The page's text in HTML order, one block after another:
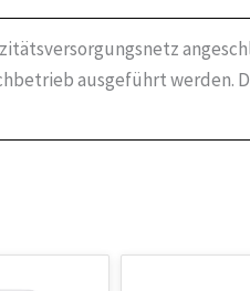
ausgeführt werden.